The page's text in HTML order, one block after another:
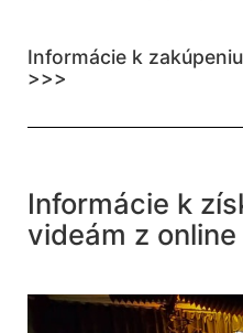
Informácie k
>>>
Informácie k
videám z